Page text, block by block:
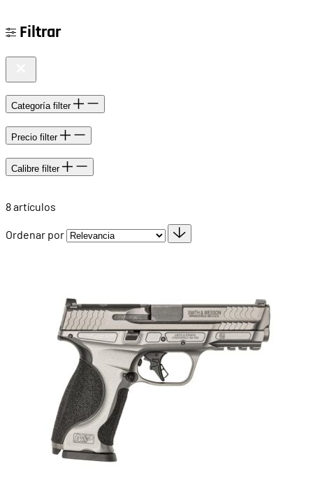
Filtrar
Categoría filter
Precio filter
Calibre filter
8artículos
Ordenar por